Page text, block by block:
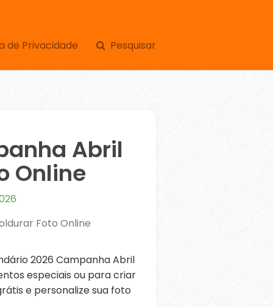
de Privacidade Pesquisar
Abril
Online
Foto Online
2026 Campanha Abril
especiais ou para criar
e personalize sua foto